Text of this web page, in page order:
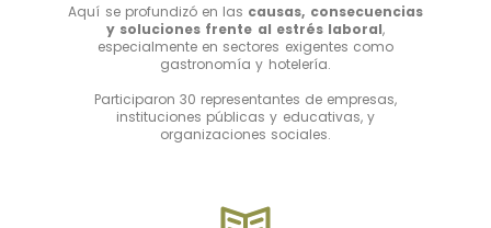
Aquí se profundizó en las causas, consecuencias
y soluciones frente al estrés laboral,
especialmente en sectores exigentes como
gastronomía y hotelería.
Participaron 30 representantes de empresas,
instituciones públicas y educativas, y
organizaciones sociales.